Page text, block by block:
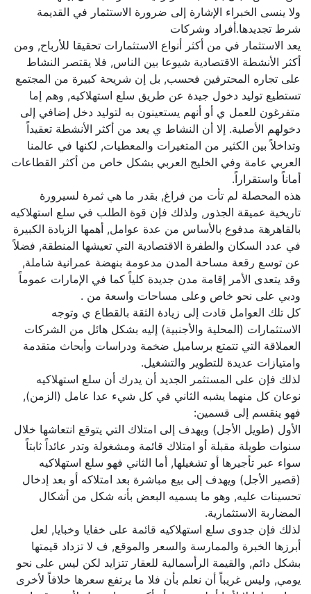
ولا ينسى الخبراء الإشارة إلى ضرورة الاستثمار في القديمة
شرط تجديدها.أفراد وشركات
يعد الاستثمار في من أكثر أنواع الاستثمارات تحقيقا للأرباح, ومن
أكثر الأنشطة الاقتصادية شيوعا بين الناس, فلا يقتصر النشاط
على تجاره المحترفين فحسب, بل إن شريحة كبيرة من المجتمع
تستطيع توليد دخول جيدة عن طريق سلع استهلاكيه, وهم إما
متفرغون للعمل ي أو أنهم يستعينون به لتوليد دخل إضافي إلى
دخولهم الأصلية. إلا أن النشاط ي يعد من أكثر الأنشطة تعقيداً
وتداخلاً بين الكثير من المتغيرات والمعطيات, لكنها في عالمنا
العربي عامة وفي الخليج العربي بشكل خاص من أكثر القطاعات
أماناً واستقراراً.
هذه المحصلة لم تأت من فراغ, بقدر ما هي ثمرة لسيرورة
تاريخية عميقة الجذور, ولذلك فإن قوة الطلب في سلع استهلاكيه
بالقاهرهة مدفوع بالأساس من عدة عوامل, أهمها الزيادة الكبيرة
في عدد السكان والطفرة الاقتصادية التي تعيشها المنطقة, فضلاً
عن توسع رقعة مساحة المدن مدعومة بنهضة عمرانية شاملة,
وقد يتعدى الأمر إقامة مدن جديدة كلياً كما في الإمارات عموماً
ودبي على نحو خاص وعلى مساحات واسعة من .
كل تلك العوامل قادت إلى زيادة الثقة بالقطاع ي وتوجه
الاستثمارات (المحلية والأجنبية) إليه بشكل هائل من الشركات
العملاقة التي تتمتع برساميل ضخمة ودراسات وأبحاث متقدمة
وامتيازات عديدة للتطوير والتشغيل.
لذلك فإن على المستثمر الجديد أن يدرك أن سلع استهلاكيه
نوعان كل منهما يشبه الثاني في كل شيء عدا عامل (الزمن),
فهو ينقسم إلى قسمين:
الأول (طويل الأجل) ويهدف إلى امتلاك التي يتوقع انتعاشها خلال
سنوات طويلة مقبلة أو امتلاك قائمة ومشغولة وتدر عائداً ثابتاً
سواء عبر تأجيرها أو تشغيلها, أما الثاني فهو سلع استهلاكيه
(قصير الأجل) ويهدف إلى بيع مباشرة بعد امتلاكه أو بعد إدخال
تحسينات عليه, وهو ما يسميه البعض بأنه شكل من أشكال
المضاربة الاستثمارية.
لذلك فإن جدوى سلع استهلاكيه قائمة على خفايا وخبايا, لعل
أبرزها الخبرة والممارسة والسعر والموقع, ف لا تزداد قيمتها
بشكل دائم, والقيمة الرأسمالية للعقار تتزايد لكن ليس على نحو
يومي, وليس غريباً أن نعلم بأن فلا ما يرتفع سعرها خلافاً لأخرى